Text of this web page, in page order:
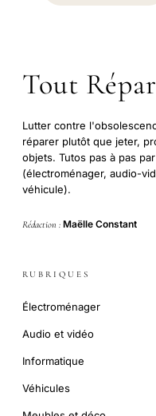
Tout
Lutter contre
réparer plutôt que jeter,
objets. Tutos pas à pas
(électroménager, audio-
véhicule).
Rédaction : Maëlle Constant
RUBRIQUES
Électroménager
Audio et vidéo
Informatique
Véhicules